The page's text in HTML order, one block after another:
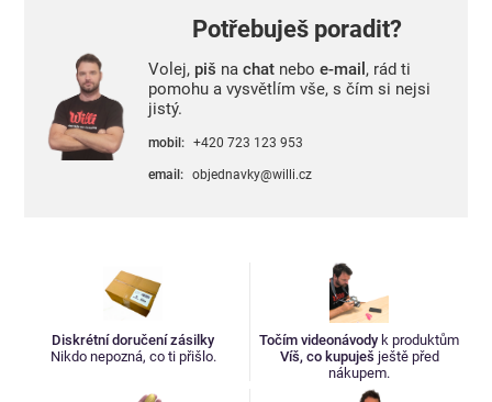
Potřebuješ poradit?
Volej, piš na chatnebo e-mail , rád ti
pomohu a vysvětlím vše, s čím si nejsi
jistý.
mobil: +420 723 123 953
email: objednavky@willi.cz
Diskrétní doručení zásilky
Nikdo nepozná, co ti přišlo.
Točím videonávody k produktům
Víš, co kupuješ ještě před
nákupem.